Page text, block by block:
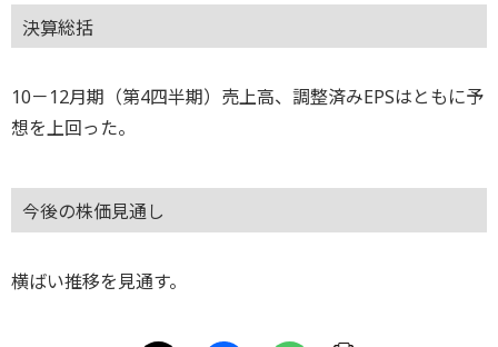
決算総括
10－12月期（第4四半期）売上高、調整済みEPSはともに予
想を上回った。
今後の株価見通し
横ばい推移を見通す。